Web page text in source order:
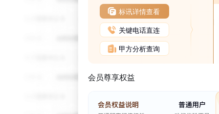
标讯详情查看
关键电话直连
甲方分析查询
会员尊享权益